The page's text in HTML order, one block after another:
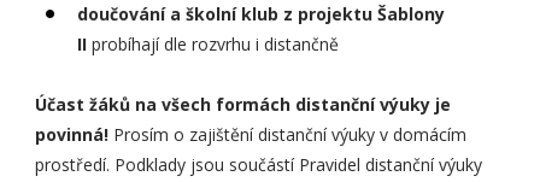
doučování a školní klub z projektu Šablony
IIprobíhají dle rozvrhu i distančně
Účast žáků na všech formách distanční výuky je
povinná! Prosím o zajištění distanční výuky v domácím
prostředí. Podklady jsou součástí Pravidel distanční výuky